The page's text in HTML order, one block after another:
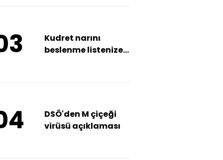
Kudret narını
beslenme listenize
DSÖ'den M çiçeği
virüsü açıklaması